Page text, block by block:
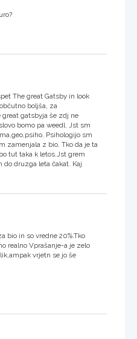
The great Gatsby in look
boljša, za
great gatsbyja še zdj ne
bomo pa weedl. Jst sm
Psihologijo sm
zamenjala z bio. Tko da je ta
tut taka k letos.Jst grem
do druzga leta čakat. Kaj
bio in so vredne 20%.Tko
realno Vprašanje-a je zelo
vrjetn se jo še